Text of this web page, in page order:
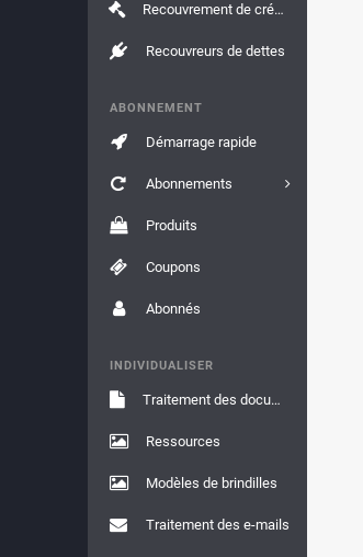
Recouvrement de créances
Recouvreurs de dettes
ABONNEMENT
Démarrage rapide
Abonnements
Produits
Coupons
Abonnés
INDIVIDUALISER
Traitement des documents
Ressources
Modèles de brindilles
Traitement des e-mails